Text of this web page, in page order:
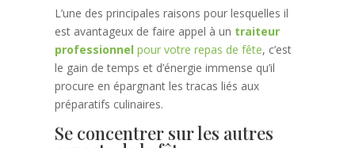
L’une des principales raisons pour lesquelles il
est avantageux de faire appel à un traiteur
professionnel pour votre repas de fête, c’est
le gain de temps et d’énergie immense qu’il
procure en épargnant les tracas liés aux
préparatifs culinaires.
Se concentrer sur les autres